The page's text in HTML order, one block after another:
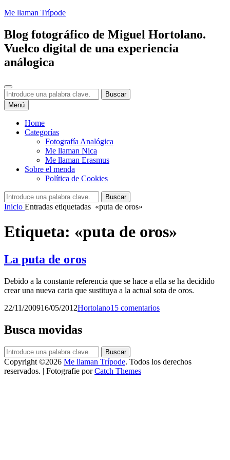
Saltar
contenido
Me llaman Trípode
Blog fotográfico de Miguel Hortolano.
Vuelco digital de una experiencia
análogica
Buscar
Buscar:
Buscar
Menú
Home
Categorías
Fotografía Analógica
Me llaman Nica
Me llaman Erasmus
Sobre el menda
Política de Cookies
Buscar:
Buscar
Inicio Entradas etiquetadas «puta de oros»
Etiqueta: «puta de oros»
La puta de oros
Debido a la constante referencia que se hace a ella se ha decidido
crear una nueva carta que sustituya a la actual sota de oros.
Publicado
22/11/200916/05/2012por
Hortolano15 comentarios
Busca movidas
Buscar: Buscar
Copyright ©2026 Me llaman Trípode. Todos los derechos
reservados. | Fotografie porCatch Themes